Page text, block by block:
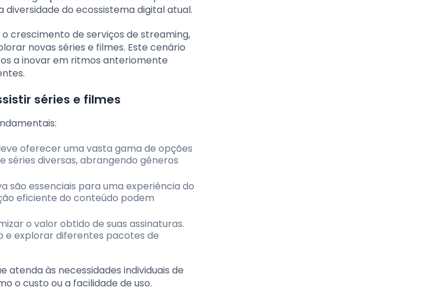
do ecossistema digital atual.
crescimento de serviços de streaming,
novas séries e filmes. Este cenário
a inovar em ritmos anteriomente
séries e filmes
oferecer uma vasta gama de opções
séries diversas, abrangendo gêneros
são essenciais para uma experiência do
eficiente do conteúdo podem
o valor obtido de suas assinaturas.
e explorar diferentes pacotes de
atenda às necessidades individuais de
o custo ou a facilidade de uso.